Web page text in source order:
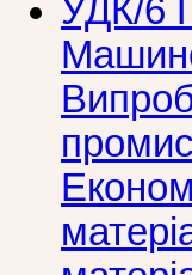
УДК/6